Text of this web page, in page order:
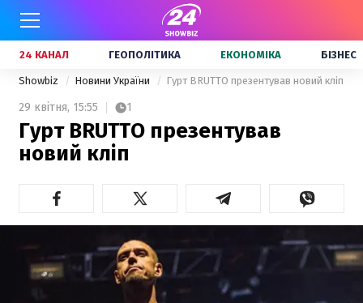
24 КАНАЛ ГЕОПОЛІТИКА ЕКОНОМІКА БІЗНЕС
Showbiz Новини України Гурт BRUTTO презентував новий кліп
29 квітня, 15:55 1
Гурт BRUTTO презентував
новий кліп